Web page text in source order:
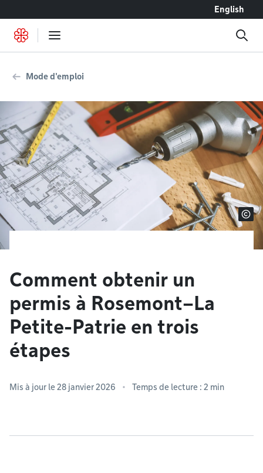
English
Mode d'emploi
Comment obtenir un
permis à Rosemont–La
Petite-Patrie en trois
étapes
Mis à jour le 28 janvier 2026 Temps de lecture : 2 min